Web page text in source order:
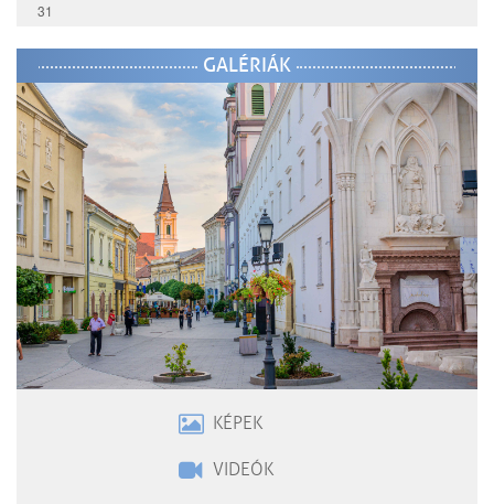
31
GALÉRIÁK
KÉPEK
VIDEÓK